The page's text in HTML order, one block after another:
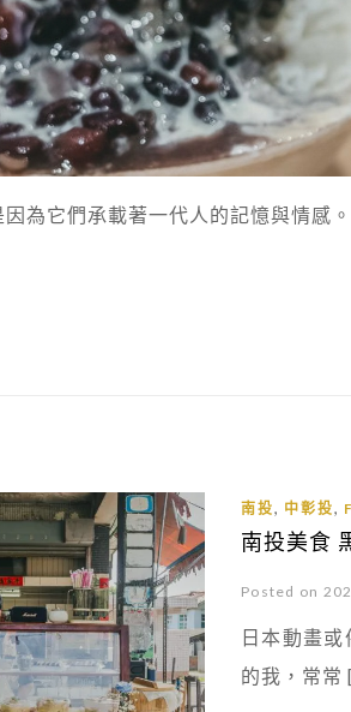
為它們承載著一代人的記憶與情感
南投, 中彰投,
南投美食
Posted on
日本動畫
的我，常常